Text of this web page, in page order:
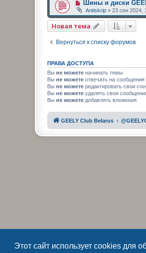
Этот сайт использует cookies для
Шины и диски
Antiskrip » 23 сен 2024,
Новая тема
Вернуться к списку форумов
ПРАВА ДОСТУПА
Вы не можете начинать темы
Вы не можете отвечать на сообщения
Вы не можете редактировать свои
Вы не можете удалять свои
Вы не можете добавлять вложения
GEELY Club Belarus